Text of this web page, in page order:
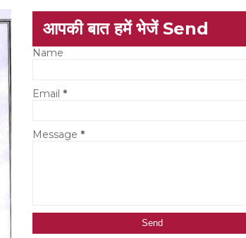
आपकी बात हमें भेजें Send
Name
Email *
Message *